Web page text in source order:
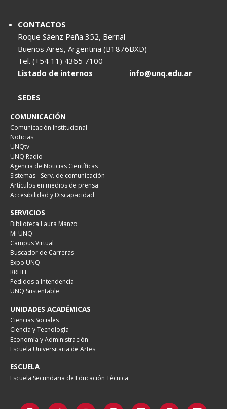
CONTACTOS
Roque Sáenz Peña 352, Bernal
Buenos Aires, Argentina (B1876BXD)
Tel. (+54 11) 4365 7100
Listado de internos
info@unq.edu.ar
SEDES
COMUNICACIÓN
Comunicación Institucional
Noticias
UNQtv
UNQ Radio
Agencia de Noticias Científicas
Sistemas - Serv. de comunicación
Artículos en medios de prensa
Accesibilidad y Discapacidad
SERVICIOS
Biblioteca Laura Manzo
Mi UNQ
Campus Virtual
Buscador de Carreras
Expo UNQ
RRHH
Pedidos a Intendencia
UNQ Sustentable
UNIDADES ACADÉMICAS
Ciencias Sociales
Ciencia y Tecnología
Economía y Administración
Escuela Universitaria de Artes
ESCUELA
Escuela Secundaria de Educación Técnica